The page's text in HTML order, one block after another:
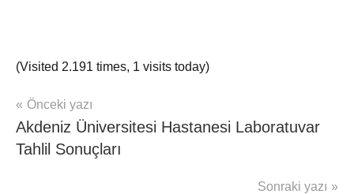
(Visited 2.191 times, 1 visits today)
mhrs
Yazı
gezinmesi
Önceki yazı
Akdeniz Üniversitesi Hastanesi Laboratuvar
Tahlil Sonuçları
Sonraki yazı